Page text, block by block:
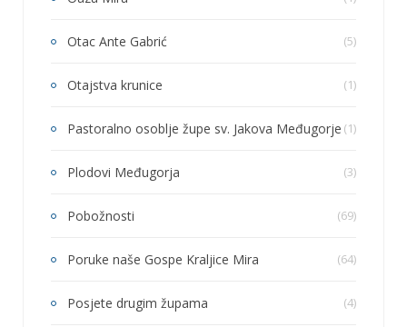
Otac Ante Gabrić (5)
Otajstva krunice (1)
Pastoralno osoblje župe sv. Jakova Međugorje (1)
Plodovi Međugorja (3)
Pobožnosti (69)
Poruke naše Gospe Kraljice Mira (64)
Posjete drugim župama (4)